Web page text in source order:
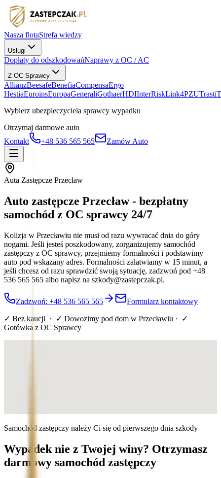
Nasza flotaStrefa wiedzy
Usługi
Dopłaty do odszkodowańNaprawy z OC / AC
Z OC Sprawcy
AllianzBeesafeBenefiaCompensaErgo
HestiaEuroinsEuropaGeneraliGothaerHDIInterRiskLink4PZUTrasti
Wybierz ubezpieczyciela sprawcy wypadku
Otrzymaj darmowe auto
Kontakt
+48 536 565 565 Zamów Auto
Auta Zastępcze Przecław
Auto zastępcze Przecław - bezpłatny
samochód z OC sprawcy 24/7
Kolizja w Przecławiu nie musi od razu wywracać dnia do góry
nogami. Jeśli jesteś poszkodowany, zorganizujemy samochód
zastępczy z OC sprawcy, przejmiemy formalności i podstawimy
auto pod wskazany adres. Formalności załatwiamy w 15 minut, a
jeśli chcesz od razu sprawdzić swoją sytuację, zadzwoń pod +48
536 565 565 albo napisz na szkody@zastepczak.pl.
Zadzwoń: +48 536 565 565 Formularz kontaktowy
✓ Bez kaucji · ✓ Dowozimy pod dom w Przecławiu · ✓
Gotówka z OC Sprawcy
Samochód zastępczy należy Ci się od pierwszego dnia szkody
Wypadek nie z Twojej winy? Otrzymasz
darmowy samochód zastępczy